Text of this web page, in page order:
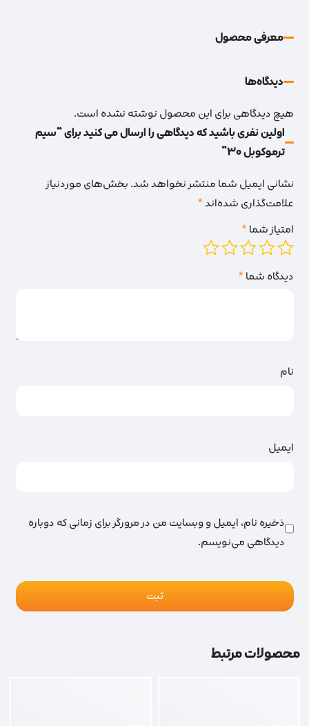
معرفی محصول
دیدگاه‌‌ها
هیچ دیدگاهی برای این محصول نوشته نشده است.
اولین نفری باشید که دیدگاهی را ارسال می کنید برای “سیم
ترموکوبل 30”
نشانی ایمیل شما منتشر نخواهد شد.بخش‌های موردنیاز
علامت‌گذاری شده‌اند*
امتیاز شما*
دیدگاه شما*
نام
ایمیل
ذخیره نام، ایمیل و وبسایت من در مرورگر برای زمانی که دوباره
دیدگاهی می‌نویسم.
محصولات مرتبط